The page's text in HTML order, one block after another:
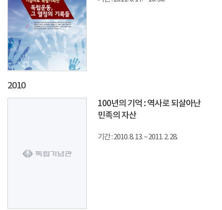
2010
100년의 기억 : 역사로 되살아난
민족의 자산
기간 : 2010. 8. 13. ~ 2011. 2. 28.